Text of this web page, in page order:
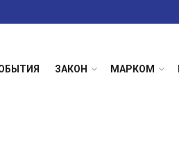
ЗАКОН МАРКОМ